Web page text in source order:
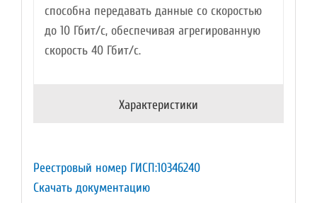
способна передавать данные со скоростью
до 10 Гбит/с, обеспечивая агрегированную
скорость 40 Гбит/с.
Характеристики
Реестровый номер ГИСП:10346240
Скачать документацию